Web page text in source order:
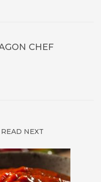
CHEF
NEXT